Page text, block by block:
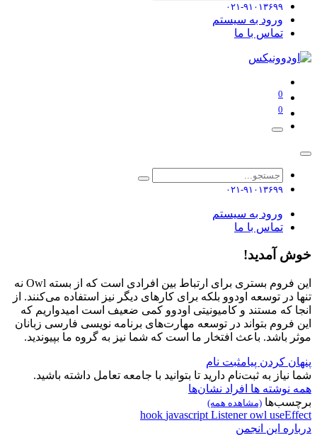
۰۲۱-۹۱۰۱۳۶۹۹
ورود به سیستم
تماس با ما
۰۲۱-۹۱۰۱۳۶۹۹
ورود به سیستم
تماس با ما
آمدید!
این فروم بستری برای ارتباط بین افرادی است که از بسته Owl نه
توسعه اودوو بلکه برای کارهای دیگر نیز استفاده می‌کنند. از
که مستند و کامیونیتی اودوو کمی ضعیف است امیدواریم که
بتواند در توسعه مهارت‌های برنامه نویسی فارسی زبانان
باعث افتخار ما است که شما نیز به گروه ما بپیوندید.
کردن پیامثبت نام
به ثبت‌نام دارید تا بتوانید با جامعه تعامل داشته باشید.
هاافراد نشان‌ها
(مشاهده همه)
hookjavascriptListenerowl
این انجمن